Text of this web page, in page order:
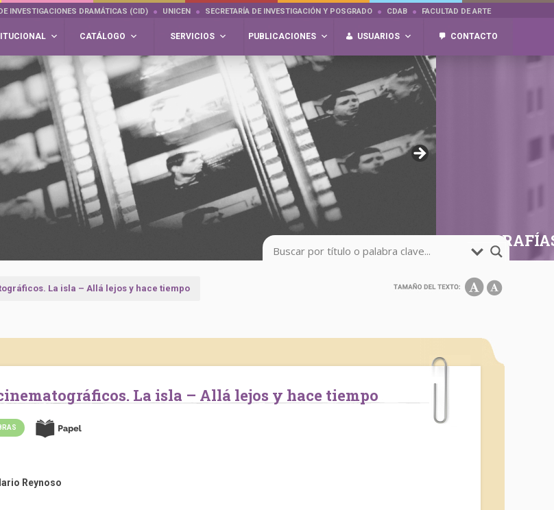
INVESTIGACIONES DRAMÁTICAS (CID) UNICEN SECRETARÍA DE INVESTIGACIÓN Y POSGRADO CDAB FACULTAD DE ARTE
CATÁLOGO SERVICIOS PUBLICACIONES USUARIOS CONTACTO
La isla – Allá lejos y hace tiempo
cinematográficos. La isla – Allá lejos y hace tiempo
Reynoso